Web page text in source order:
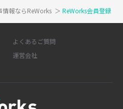
報ならReWorks ＞ ReWorks会員登録
よくあるご質問
運営会社